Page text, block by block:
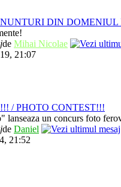
DIN DOMENIUL
de Mihai Nicolae
21:07
/ PHOTO CONTEST!!!
lanseaza un concurs foto
de Daniel
21:52